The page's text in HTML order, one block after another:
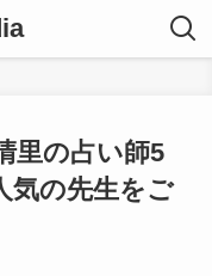
里の占い師5
気の先生をご